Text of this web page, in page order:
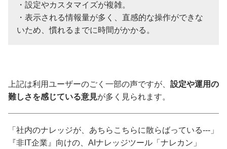
・設定やカスタマイズが複雑。
・表示される情報量が多く、直感的な操作ができな
いため、慣れるまでに時間がかかる。
上記は利用ユーザーのごく一部の声ですが、 設定や運用の
難しさを感じている意見が多く見られます。
「社内のナレッジが、あちらこちらに散らばっている---」
『非IT企業』向けの、AIナレッジツール「ナレカン」